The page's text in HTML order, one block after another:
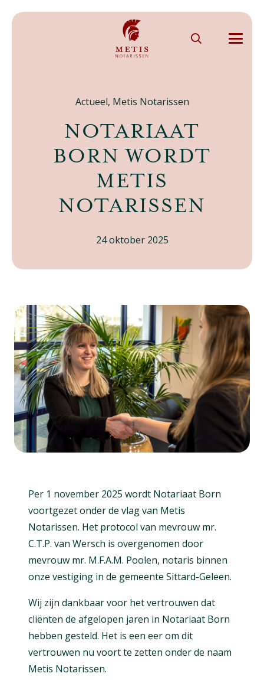
Actueel, Metis Notarissen
NOTARIAAT
BORN WORDT
METIS
NOTARISSEN
24 oktober 2025
Per 1 november 2025 wordt Notariaat Born
voortgezet onder de vlag van Metis
Notarissen. Het protocol van mevrouw mr.
C.T.P. van Wersch is overgenomen door
mevrouw mr. M.F.A.M. Poolen, notaris binnen
onze vestiging in de gemeente Sittard-Geleen.
Wij zijn dankbaar voor het vertrouwen dat
cliënten de afgelopen jaren in Notariaat Born
hebben gesteld. Het is een eer om dit
vertrouwen nu voort te zetten onder de naam
Metis Notarissen.